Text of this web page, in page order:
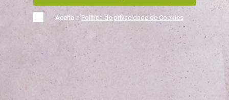
Aceito a Política de privacidade de Cookies